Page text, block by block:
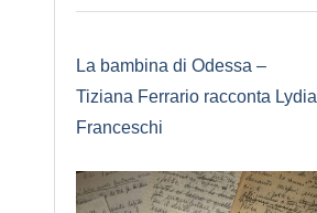
La bambina di Odessa –
Tiziana Ferrario racconta Lydia
Franceschi